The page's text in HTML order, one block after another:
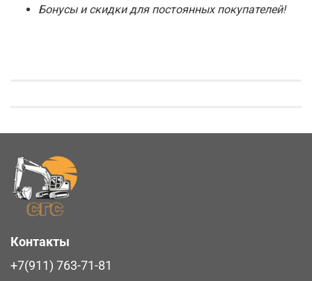
Бонусы и скидки для постоянных покупателей!
Контакты
+7(911) 763-71-81